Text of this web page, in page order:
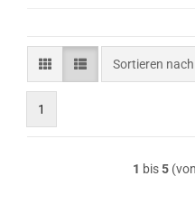
Sortieren nach
Sortieren nach
1
1 bis5